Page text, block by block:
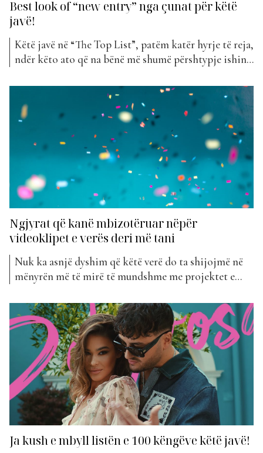
Best look of “new entry” nga çunat për këtë
javë!
Këtë javë në “The Top List”, patëm katër hyrje të reja,
ndër këto ato që na bënë më shumë përshtypje ishin
Ishte pikërisht “Shpirto” nga Alban Ramosaj dhe
“Adrenalina” nga Ardian Bujupi dhe Finem. Në
videoklipin “Shpirto”, shohim një Alban...
Ngjyrat që kanë mbizotëruar nëpër
videoklipet e verës deri më tani
Nuk ka asnjë dyshim që këtë verë do ta shijojmë në
mënyrën më të mirë të mundshme me projektet e
tek videoklipet që janë publikuar së fundmi, do të
vëmë re një mbizotërim gati-gati të njëjtë ngjyrash.
Kënga që është...
Ja kush e mbyll listën e 100 këngëve këtë javë!